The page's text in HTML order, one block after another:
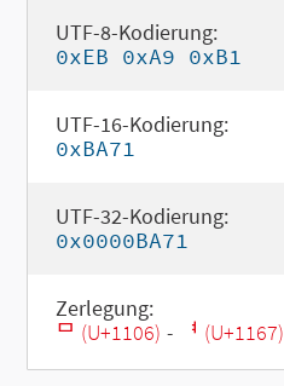
UTF-8-Kodierung:
0xEB 0xA9 0xB1
UTF-16-Kodierung:
0xBA71
UTF-32-Kodierung:
0x0000BA71
Zerlegung:
ᄆ (U+1106) - ᅧ (U+1167)